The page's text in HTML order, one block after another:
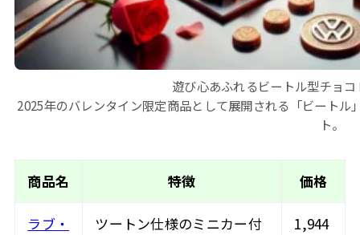
遊び心あふれるビートル型チョ
2025年のバレンタイン限定商品として展開される「ビート
ト。
商品名 特徴 価格
ラブ・
ツートン仕様のミニカー付
1,944